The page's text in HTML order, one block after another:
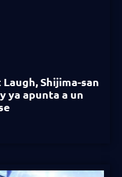
Shijima-san
ya apunta a un